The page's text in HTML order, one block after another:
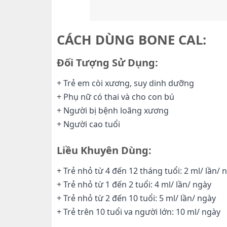
CÁCH DÙNG BONE CAL:
Đối Tượng Sử Dụng:
+ Trẻ em còi xương, suy dinh dưỡng
+ Phụ nữ có thai và cho con bú
+ Người bị bệnh loãng xương
+ Người cao tuổi
Liều Khuyên Dùng:
+ Trẻ nhỏ từ 4 đến 12 tháng tuổi: 2 ml/ lần/
+ Trẻ nhỏ từ 1 đến 2 tuổi: 4 ml/ lần/ ngày
+ Trẻ nhỏ từ 2 đến 10 tuổi: 5 ml/ lần/ ngày
+ Trẻ trên 10 tuổi va người lớn: 10 ml/ ngày